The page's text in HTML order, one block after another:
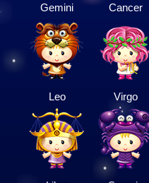
Gemini Cancer
Leo Virgo